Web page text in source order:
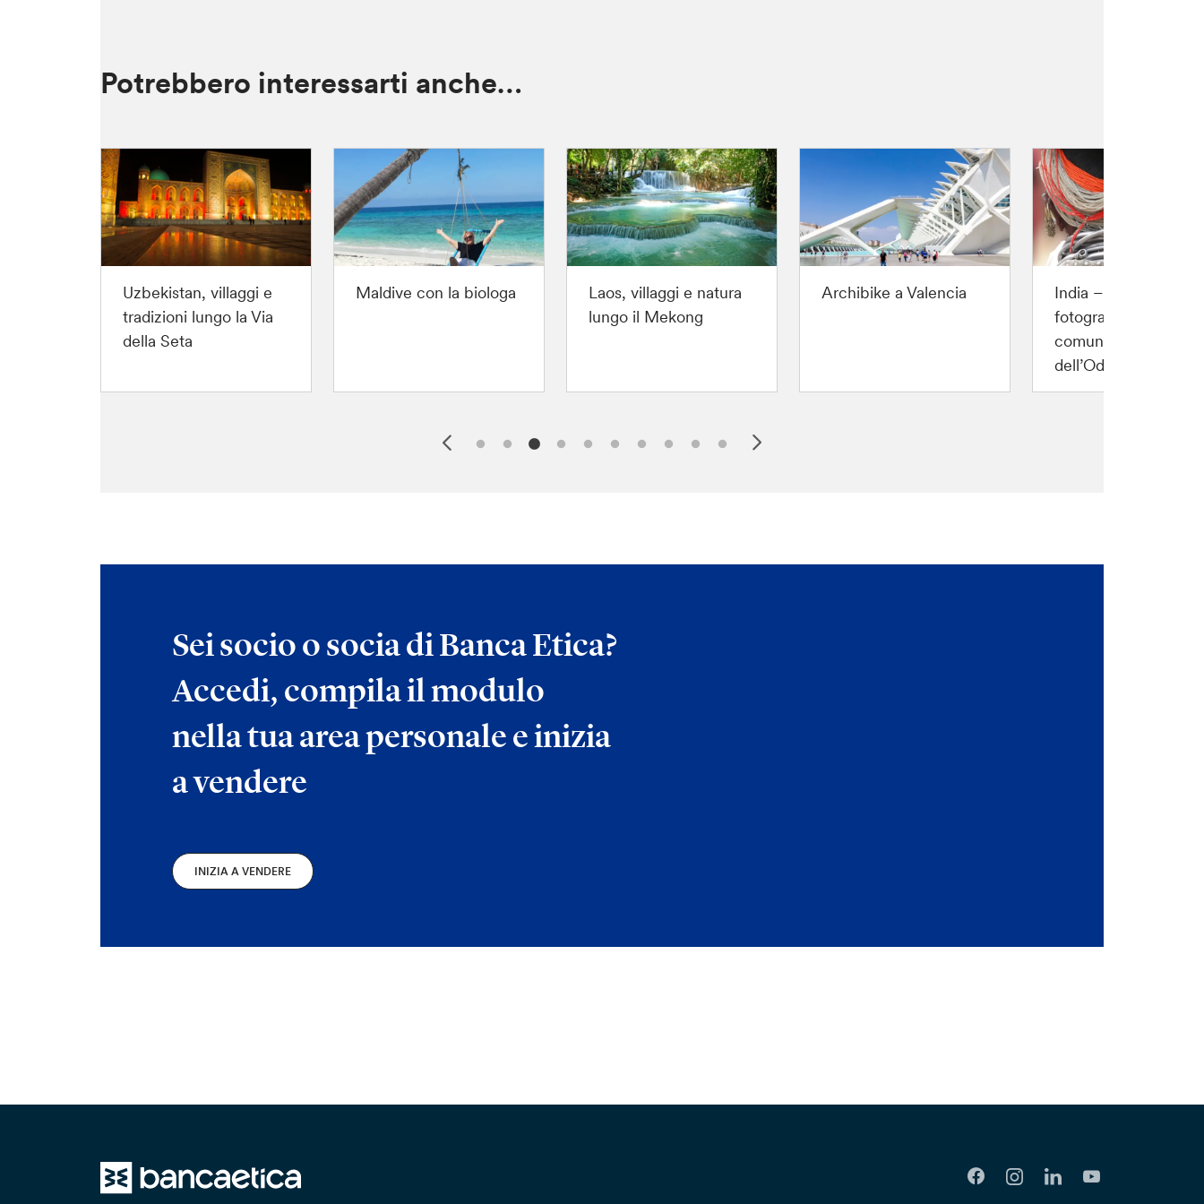
Potrebbero interessarti anche…
Uzbekistan, villaggi e
tradizioni lungo la Via
della Seta
Maldive con la biologa
Laos, villaggi e natura
lungo il Mekong
Archibike a Valencia
India – Workshop
fotografico tra le
comunità ancestrali
dell’Odisha
Sei socio o socia di Banca Etica?
Accedi, compila il modulo
nella tua area personale e inizia
a vendere
INIZIA A VENDERE